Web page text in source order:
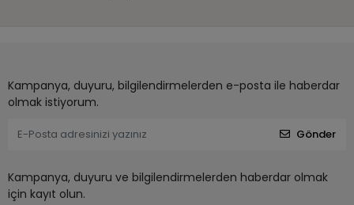
Kampanya, duyuru, bilgilendirmelerden e-posta ile haberdar
olmak istiyorum.
Gönder
Kampanya, duyuru ve bilgilendirmelerden haberdar olmak
için kayıt olun.